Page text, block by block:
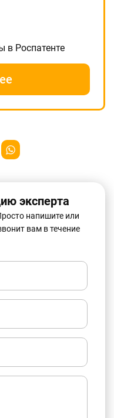
в Роспатенте
эксперта
напишите или
вам в течение